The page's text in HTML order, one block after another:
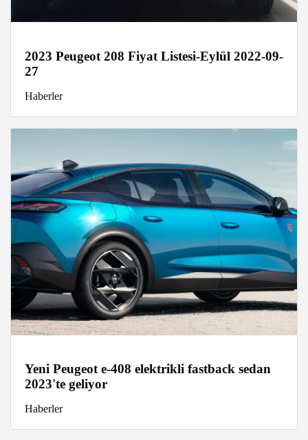
2023 Peugeot 208 Fiyat Listesi-Eylül 2022-09-
27
Haberler
Yeni Peugeot e-408 elektrikli fastback sedan
2023'te geliyor
Haberler